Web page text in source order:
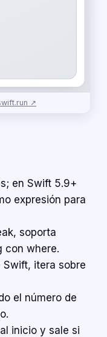
↗
en Swift 5.9+
expresión para
soporta
con where.
itera sobre
el número de
inicio y sale si